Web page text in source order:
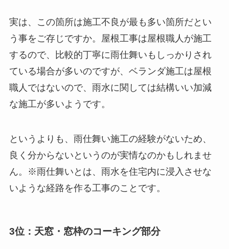
実は、この箇所は施工不良が最も多い箇所だとい
う事をご存じですか。屋根工事は屋根職人が施工
するので、比較的丁寧に雨仕舞いもしっかりされ
ている場合が多いのですが、ベランダ施工は屋根
職人ではないので、雨水に関しては結構いい加減
な施工が多いようです。
というよりも、雨仕舞い施工の経験がないため、
良く分からないというのが実情なのかもしれませ
ん。※雨仕舞いとは、雨水を住宅内に浸入させな
いような経路を作る工事のことです。
3位：天窓・窓枠のコーキング部分